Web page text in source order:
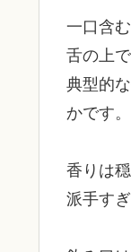
一口含
舌の上
典型的
かです。
香りは
派手す